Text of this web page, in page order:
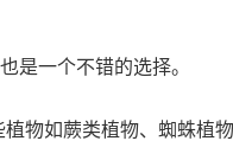
是一个不错的选择。
植物如蕨类植物、蜘蛛植